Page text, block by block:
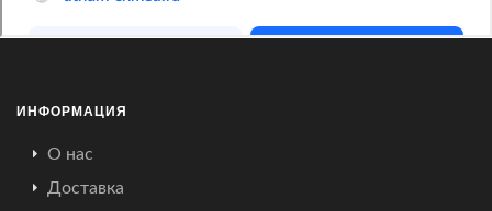
ИНФОРМАЦИЯ
О нас
Доставка